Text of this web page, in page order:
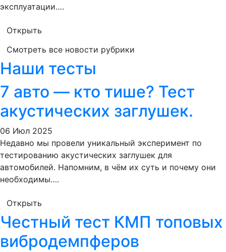
эксплуатации….
Открыть
Смотреть все новости рубрики
Наши тесты
7 авто — кто тише? Тест
акустических заглушек.
06 Июл 2025
Недавно мы провели уникальный эксперимент по
тестированию акустических заглушек для
автомобилей. Напомним, в чём их суть и почему они
необходимы….
Открыть
Честный тест КМП топовых
вибродемпферов